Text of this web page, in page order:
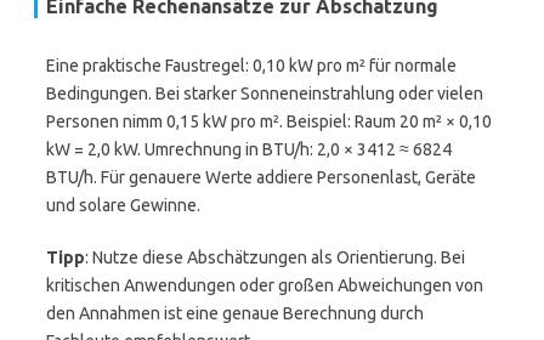
Einfache Rechenansätze zur Abschätzung
Eine praktische Faustregel: 0,10 kW pro m² für normale
Bedingungen. Bei starker Sonneneinstrahlung oder vielen
Personen nimm 0,15 kW pro m². Beispiel: Raum 20 m² × 0,10
kW = 2,0 kW. Umrechnung in BTU/h: 2,0 × 3412 ≈ 6824
BTU/h. Für genauere Werte addiere Personenlast, Geräte
und solare Gewinne.
Tipp: Nutze diese Abschätzungen als Orientierung. Bei
kritischen Anwendungen oder großen Abweichungen von
den Annahmen ist eine genaue Berechnung durch